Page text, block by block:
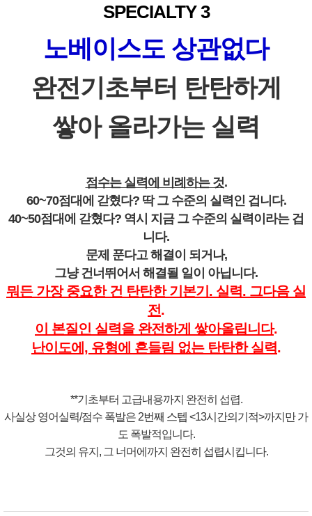
SPECIALTY 3
노베이스도 상관없다
완전기초부터 탄탄하게
쌓아 올라가는 실력
점수는 실력에 비례하는 것.
60~70점대에 갇혔다? 딱 그 수준의 실력인 겁니다.
40~50점대에 갇혔다? 역시 지금 그 수준의 실력이라는 겁
니다.
문제 푼다고 해결이 되거나,
그냥 건너뛰어서 해결될 일이 아닙니다.
뭐든 가장 중요한 건 탄탄한 기본기. 실력. 그다음 실
전.
이 본질인 실력을 완전하게 쌓아올립니다.
난이도에, 유형에 흔들림 없는 탄탄한 실력.
**기초부터 고급내용까지 완전히 섭렵.
사실상 영어실력/점수 폭발은 2번째 스텝 <13시간의기적>까지만 가
도 폭발적입니다.
그것의 유지, 그 너머에까지 완전히 섭렵시킵니다.